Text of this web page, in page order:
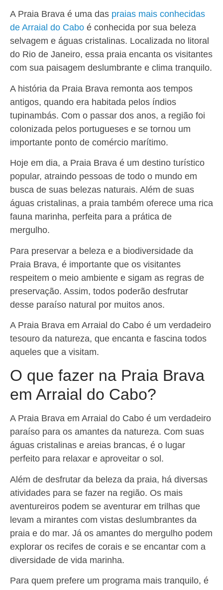
A Praia Brava é uma das praias mais conhecidas
de Arraial do Cabo é conhecida por sua beleza
selvagem e águas cristalinas. Localizada no litoral
do Rio de Janeiro, essa praia encanta os visitantes
com sua paisagem deslumbrante e clima tranquilo.
A história da Praia Brava remonta aos tempos
antigos, quando era habitada pelos índios
tupinambás. Com o passar dos anos, a região foi
colonizada pelos portugueses e se tornou um
importante ponto de comércio marítimo.
Hoje em dia, a Praia Brava é um destino turístico
popular, atraindo pessoas de todo o mundo em
busca de suas belezas naturais. Além de suas
águas cristalinas, a praia também oferece uma rica
fauna marinha, perfeita para a prática de
mergulho.
Para preservar a beleza e a biodiversidade da
Praia Brava, é importante que os visitantes
respeitem o meio ambiente e sigam as regras de
preservação. Assim, todos poderão desfrutar
desse paraíso natural por muitos anos.
A Praia Brava em Arraial do Cabo é um verdadeiro
tesouro da natureza, que encanta e fascina todos
aqueles que a visitam.
O que fazer na Praia Brava
em Arraial do Cabo?
A Praia Brava em Arraial do Cabo é um verdadeiro
paraíso para os amantes da natureza. Com suas
águas cristalinas e areias brancas, é o lugar
perfeito para relaxar e aproveitar o sol.
Além de desfrutar da beleza da praia, há diversas
atividades para se fazer na região. Os mais
aventureiros podem se aventurar em trilhas que
levam a mirantes com vistas deslumbrantes da
praia e do mar. Já os amantes do mergulho podem
explorar os recifes de corais e se encantar com a
diversidade de vida marinha.
Para quem prefere um programa mais tranquilo, é